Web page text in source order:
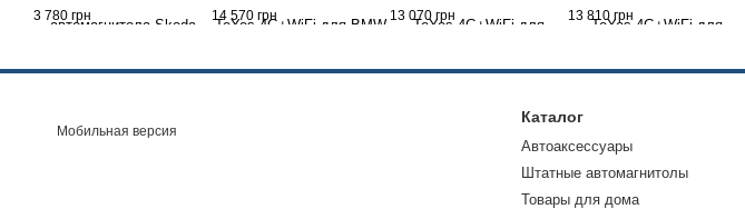
3 780 грн
14 570 грн
13 070 грн
2009
13 810 грн
Мобильная версия
Каталог
Автоаксессуары
Штатные автомагнитолы
Товары для дома